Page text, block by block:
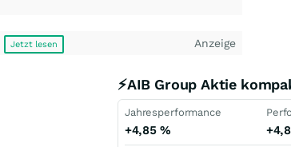
Jetzt lesen Anzeige
⚡AIB Group Aktie
Jahresperformance
+4,85%